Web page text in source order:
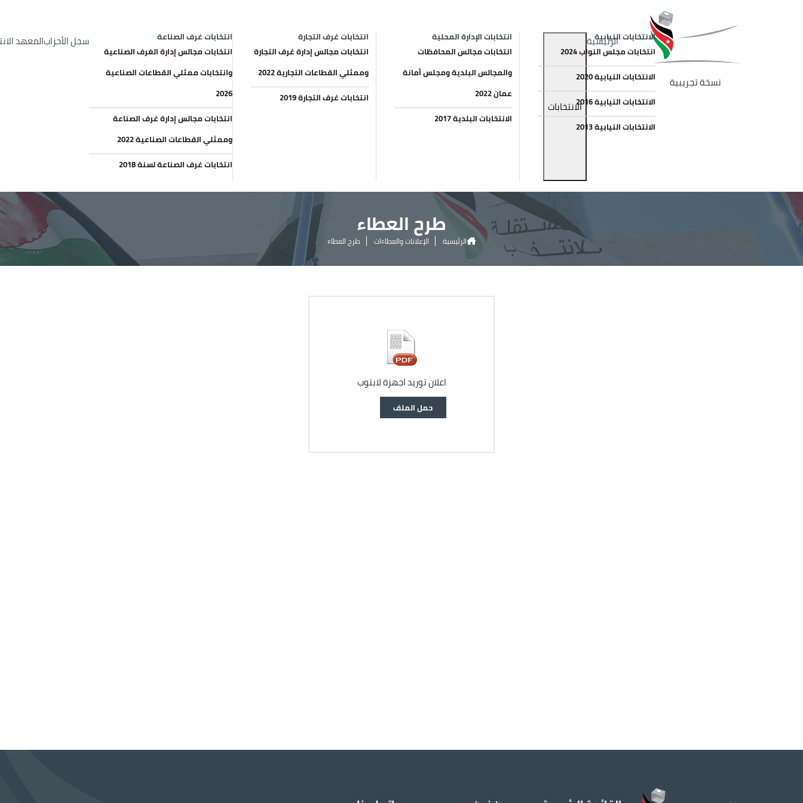
نسخة تجريبية
Main navigation
الرئيسية
الانتخابات
الانتخابات النيابية
انتخابات مجلس النواب 2024
الانتخابات النيابية 2020
الانتخابات النيابية 2016
الانتخابات النيابية 2013
انتخابات الإدارة المحلية
انتخابات مجالس المحافظات
والمجالس البلدية ومجلس أمانة
عمان 2022
الانتخابات البلدية 2017
انتخابات غرف التجارة
انتخابات مجالس إدارة غرف التجارة
وممثلي القطاعات التجارية 2022
انتخابات غرف التجارة 2019
انتخابات غرف الصناعة
انتخابات مجالس إدارة الغرف الصناعية
وانتخابات ممثلي القطاعات الصناعية
2026
انتخابات مجالس إدارة غرف الصناعة
وممثلي القطاعات الصناعية 2022
انتخابات غرف الصناعة لسنة 2018
سجل الأحزابالمعهد
طرح العطاء
الرئيسية الإعلانات والعطاءات طرح العطاء
اعلان توريد اجهزة لابتوب
وثيقة
حمل الملف